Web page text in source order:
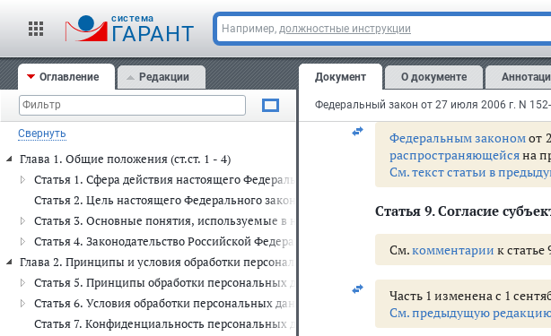
cистема
ГАРАНТ Например, должностные инструкции
Оглавление Редакции
Свернуть
Глава 1. Общие положения (ст.ст. 1 - 4)
Статья 1. Сфера действия настоящего Федерального закона
Статья 2. Цель настоящего Федерального закона
Статья 3. Основные понятия, используемые в настоящем Федеральном законе
Статья 4. Законодательство Российской Федерации в области персональных данных
Глава 2. Принципы и условия обработки персональных данных (ст.ст. 5 - 13.1)
Статья 5. Принципы обработки персональных данных
Статья 6. Условия обработки персональных данных
Статья 7. Конфиденциальность персональных данных
Документ О документе
См. текст части в
2. Сведения о субъекте
персональных данных
уполномоченных
Федеральным закономот
распространяющейсяна
См. текст статьи в
Статья 9. Согласие
См.комментарии к
Часть 1 изменена с 1
См. предыдущую